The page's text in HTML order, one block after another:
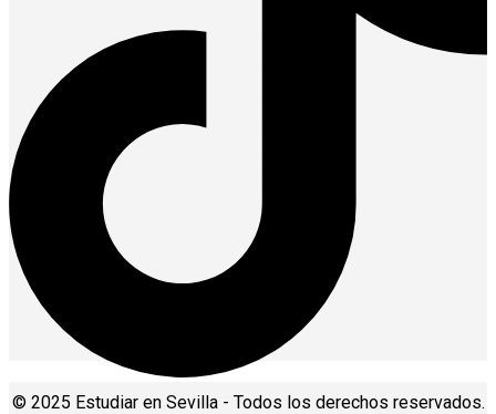
© 2025 Estudiar en Sevilla - Todos los derechos reservados.